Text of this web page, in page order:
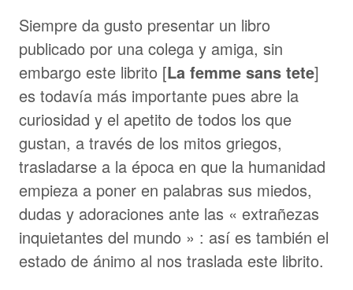
Siempre da gusto presentar un libro
publicado por una colega y amiga, sin
embargo este librito [La femme sans tete]
es todavía más importante pues abre la
curiosidad y el apetito de todos los que
gustan, a través de los mitos griegos,
trasladarse a la época en que la humanidad
empieza a poner en palabras sus miedos,
dudas y adoraciones ante las « extrañezas
inquietantes del mundo » : así es también el
estado de ánimo al nos traslada este librito.